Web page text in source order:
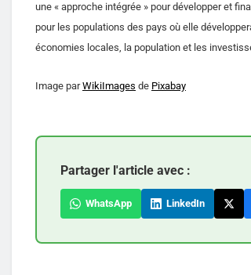
une « approche intégrée » pour développer et
pour les populations des pays où elle
économies locales, la population et les
Image parWikiImages de Pixabay
Partager l'article avec :
WhatsApp LinkedIn